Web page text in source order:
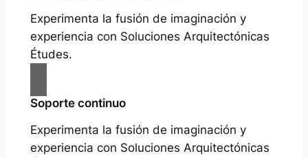
Experimenta la fusión de imaginación y
experiencia con Soluciones Arquitectónicas
Études.
Soporte continuo
Experimenta la fusión de imaginación y
experiencia con Soluciones Arquitectónicas